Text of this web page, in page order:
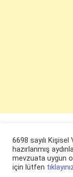
6698 sayılı
hazırlanmış
mevzuata uygun
için lütfen